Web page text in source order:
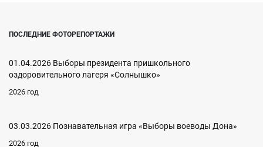
ПОСЛЕДНИЕ ФОТОРЕПОРТАЖИ
01.04.2026 Выборы президента пришкольного
оздоровительного лагеря «Солнышко»
2026 год
03.03.2026 Познавательная игра «Выборы воеводы Дона»
2026 год